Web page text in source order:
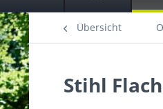
Übersicht
Stihl